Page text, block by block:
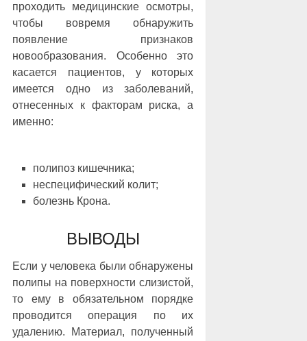
проходить медицинские осмотры,
чтобы вовремя обнаружить
появление признаков
новообразования. Особенно это
касается пациентов, у которых
имеется одно из заболеваний,
отнесенных к факторам риска, а
именно:
полипоз кишечника;
неспецифический колит;
болезнь Крона.
ВЫВОДЫ
Если у человека были обнаружены
полипы на поверхности слизистой,
то ему в обязательном порядке
проводится операция по их
удалению. Материал, полученный